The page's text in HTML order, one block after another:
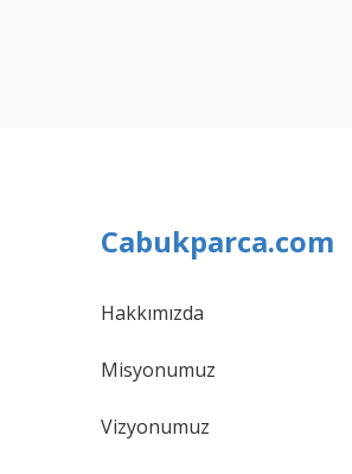
Cabukparca.com
Hakkımızda
Misyonumuz
Vizyonumuz